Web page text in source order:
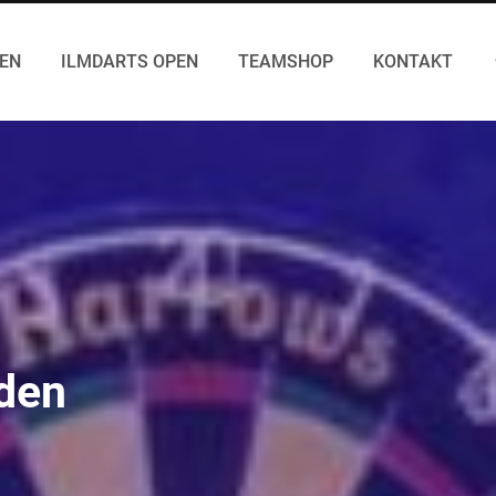
ILMDARTS OPEN TEAMSHOP KONTAKT